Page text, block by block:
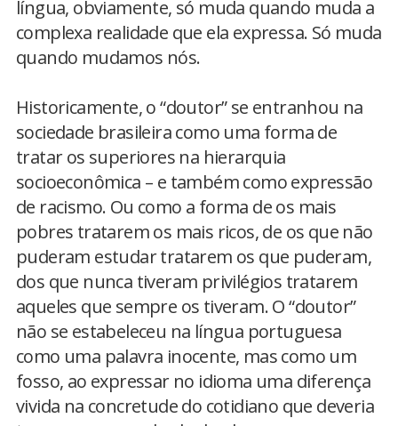
língua, obviamente, só muda quando muda a
complexa realidade que ela expressa. Só muda
quando mudamos nós.
Historicamente, o “doutor” se entranhou na
sociedade brasileira como uma forma de
tratar os superiores na hierarquia
socioeconômica – e também como expressão
de racismo. Ou como a forma de os mais
pobres tratarem os mais ricos, de os que não
puderam estudar tratarem os que puderam,
dos que nunca tiveram privilégios tratarem
aqueles que sempre os tiveram. O “doutor”
não se estabeleceu na língua portuguesa
como uma palavra inocente, mas como um
fosso, ao expressar no idioma uma diferença
vivida na concretude do cotidiano que deveria